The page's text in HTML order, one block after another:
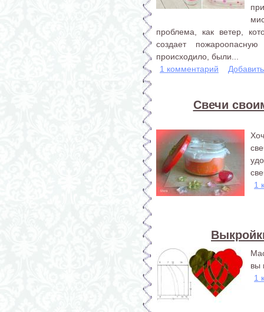
проблема, как ветер,
создает
происходило, были...
1 комментарий
Свечи
1
вы
1